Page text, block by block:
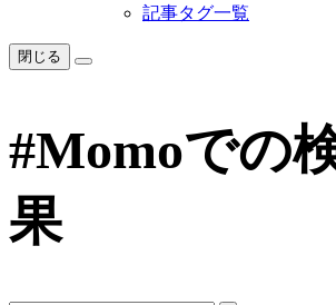
記事タグ一覧
閉じる
#Momoでの
果